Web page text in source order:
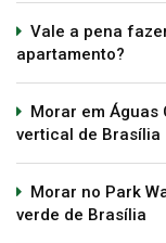
Vale a pena
apartamento?
Morar em Águas
vertical de Brasília
Morar no Park
verde de Brasília